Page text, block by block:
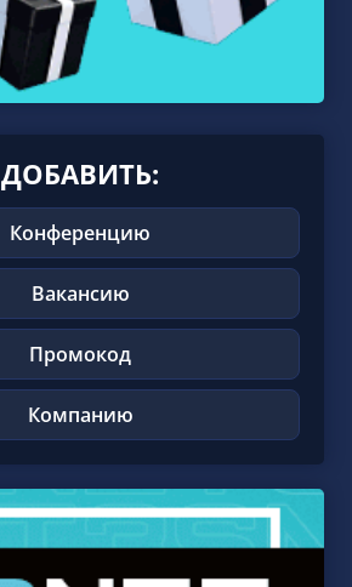
ДОБАВИТЬ:
Конференцию
Вакансию
Промокод
Компанию